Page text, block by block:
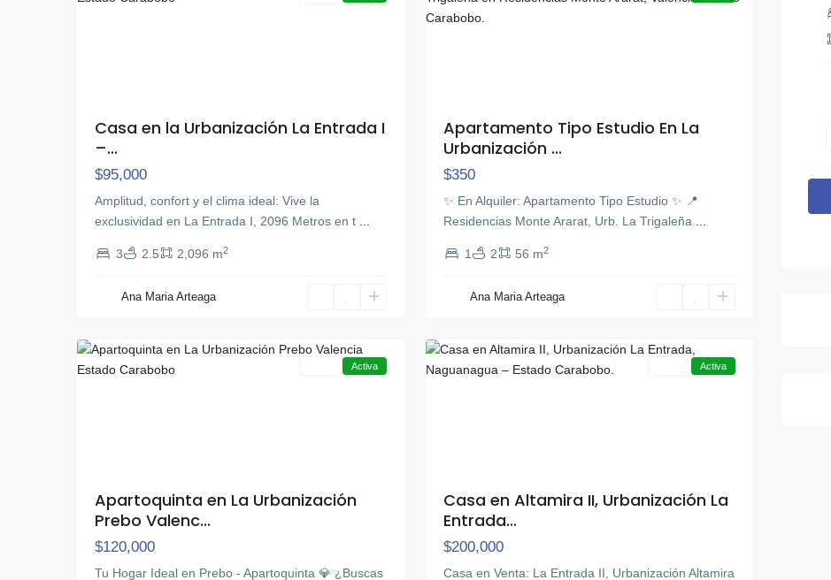
Casa en la Urbanización La Entrada I
–...
$95,000
Amplitud, confort y el clima ideal: Vive la
exclusividad en La Entrada I, 2096 Metros en t
3 2.5 2,096 m2
Ana Maria Arteaga
Apartamento Tipo Estudio En La
Urbanización ...
$350
​✨ En Alquiler: Apartamento Tipo Estudio ✨ ​📍
Residencias Monte Ararat, Urb. La Trigaleña
1 2 56 m2
Ana Maria Arteaga
Prebo,
Activa
Apartoquinta en La Urbanización
Prebo Valenc...
$120,000
Tu Hogar Ideal en Prebo - Apartoquinta 💎 ¿Buscas
Entrada,
Activa
Casa en Altamira II, Urbanización La
Entrada...
$200,000
Casa en Venta: La Entrada II, Urbanización Altamira